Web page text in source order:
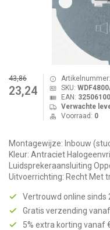
43,86
23,24
Artikelnummer:
SKU:
EAN:
Verwachte
Voorraad: 0
Montagewijze: Inbouw
Kleur: Antraciet
Luidsprekeraansluiting
Uitvoerrichting: Recht Met
Vertrouwd online sinds
Gratis verzending
5% extra korting vanaf